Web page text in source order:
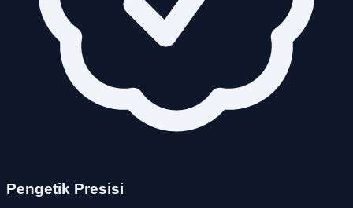
Pengetik Presisi